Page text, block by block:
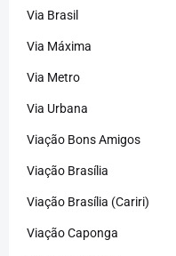
Via Brasil
Via Máxima
Via Metro
Via Urbana
Viação Bons Amigos
Viação Brasília
Viação Brasília (Cariri)
Viação Caponga